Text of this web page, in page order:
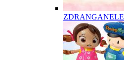
ZDRANGANELE